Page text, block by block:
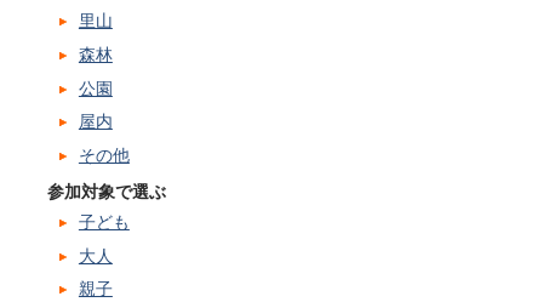
里山
森林
公園
屋内
その他
参加対象で選ぶ
子ども
大人
親子